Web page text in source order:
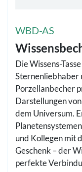
WBD-AS
Die Wissens-
Sternenliebhaber
Porzellanbecher
Darstellungen
dem Universum.
und Kollegen mit
Geschenk – der
perfekte